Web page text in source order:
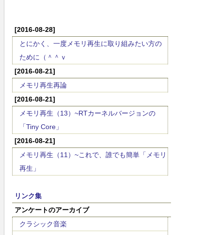
[2016-08-28]
とにかく、一度メモリ再生に取り組みたい方の
ために（＾＾ｖ
[2016-08-21]
メモリ再生再論
[2016-08-21]
メモリ再生（13）~RTカーネルバージョンの
「Tiny Core」
[2016-08-21]
メモリ再生（11）~これで、誰でも簡単「メモリ
再生」
リンク集
アンケートのアーカイブ
クラシック音楽